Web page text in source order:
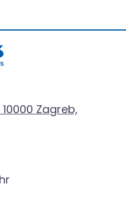
Zagreb,